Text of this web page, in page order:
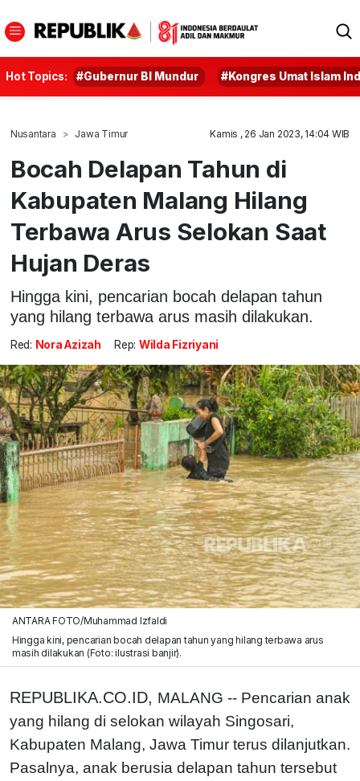
Hot Topics: #Gubernur BI Mundur #Kongres Umat Islam
Nusantara Jawa Timur Kamis , 26 Jan 2023, 14:04 WIB
Bocah Delapan Tahun di
Kabupaten Malang Hilang
Terbawa Arus Selokan Saat
Hujan Deras
Hingga kini, pencarian bocah delapan tahun
yang hilang terbawa arus masih dilakukan.
Red: Nora Azizah Rep: Wilda Fizriyani
ANTARA FOTO/Muhammad Izfaldi
Hingga kini, pencarian bocah delapan tahun yang hilang terbawa arus
masih dilakukan (Foto: ilustrasi banjir).
REPUBLIKA.CO.ID, MALANG -- Pencarian anak
yang hilang di selokan wilayah Singosari,
Kabupaten Malang, Jawa Timur terus dilanjutkan.
Pasalnya, anak berusia delapan tahun tersebut